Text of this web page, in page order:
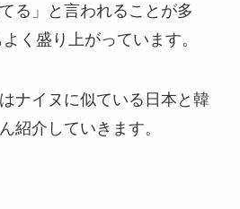
る」と言われることが多
く盛り上がっています。
ナイヌに似ている日本と韓
紹介していきます。